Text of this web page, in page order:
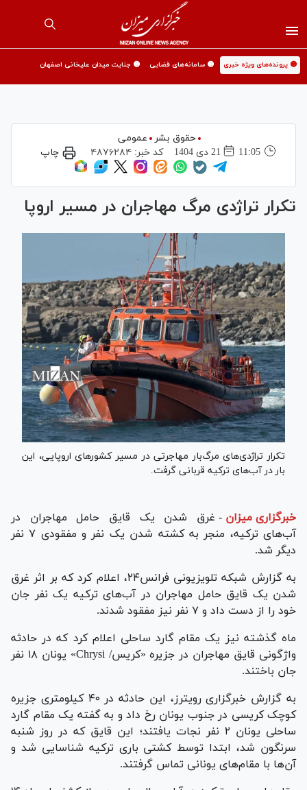
🟡 پرونده‌های ویژه خبری 🟡 سامانه‌های قضایی 🟡 جنایت میدان علیخانی اصفهان
حقوق بشر
عمومی
11:05
21 دی 1404 کد خبر:۴۸۷۶۲۸۴ چاپ
تکرار تراژدی مرگ مهاجران در مسیر اروپا
تکرار تراژدی‌های مرگ‌‌بار مهاجرتی در مسیر کشورهای اروپایی، این
بار در آب‌های ترکیه قربانی گرفت.
خبرگزاری میزان - غرق شدن یک قایق حامل مهاجران در
آب‌های ترکیه، منجر به کشته شدن یک نفر و مفقودی ۷ نفر
دیگر شد.
به گزارش شبکه تلویزیونی فرانس۲۴، اعلام کرد که بر اثر غرق
شدن یک قایق حامل مهاجران در آب‌های ترکیه یک نفر جان
خود را از دست داد و ۷ نفر نیز مفقود شدند.
ماه گذشته نیز یک مقام گارد ساحلی اعلام کرد که در حادثه
واژگونی قایق مهاجران در جزیره «کریس/ Chrysi» یونان ۱۸ نفر
جان باختند.
به گزارش خبرگزاری رویترز، این حادثه در ۴۰ کیلومتری جزیره
کوچک کریسی در جنوب یونان رخ داد و به گفته یک مقام گارد
ساحلی یونان ۲ نفر نجات یافتند؛ این قایق که در روز شنبه
سرنگون شد، ابتدا توسط کشتی باری ترکیه شناسایی شد و
آن‌ها با مقام‌های یونانی تماس گرفتند.